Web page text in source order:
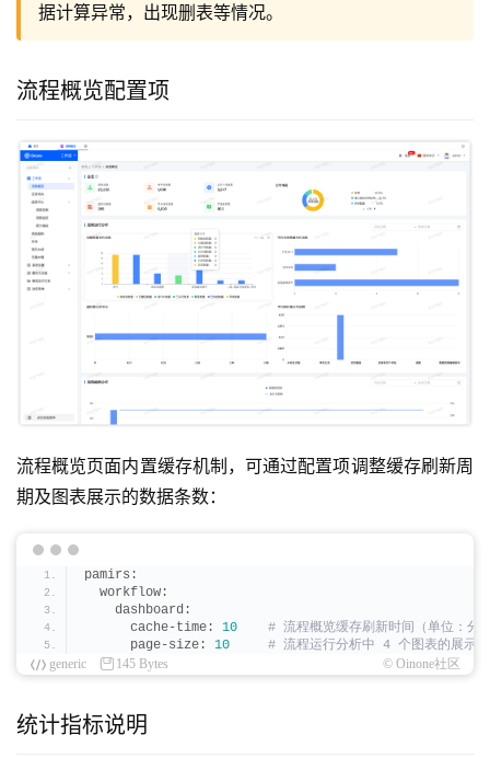
据计算异常，出现删表等情况。
流程概览配置项
流程概览页面内置缓存机制，可通过配置项调整缓存刷新周
期及图表展示的数据条数：
pamirs:
  workflow:
    dashboard:
      cache-time:
10
# 流程概览缓存刷新时间（单位：分
      page-size:
10
# 流程运行分析中 4 个图表的展示
generic
145 Bytes © Oinone社区
统计指标说明